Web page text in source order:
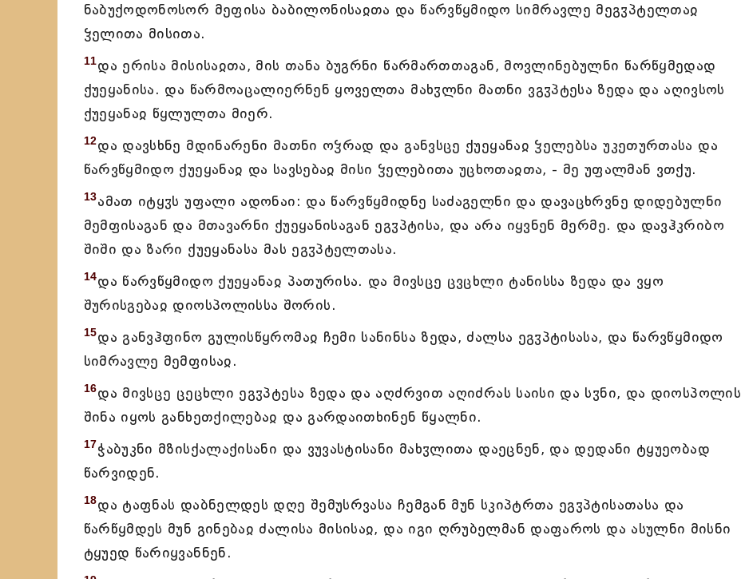
ნაბუქოდონოსორ მეფისა ბაბილონისაჲთა და წარვწყმიდო სიმრავლე მეგჳპტელთაჲ
ჴელითა მისითა.
11და ერისა მისისაჲთა, მის თანა ბუგრნი წარმართთაგან, მოვლინებულნი წარწყმედად
ქუეყანისა. და წარმოაცალიერნენ ყოველთა მახჳლნი მათნი ვგჳპტესა ზედა და აღივსოს
ქუეყანაჲ წყლულთა მიერ.
12და დავსხნე მდინარენი მათნი ოჴრად და განვსცე ქუეყანაჲ ჴელებსა უკეთურთასა და
წარვწყმიდო ქუეყანაჲ და სავსებაჲ მისი ჴელებითა უცხოთაჲთა, - მე უფალმან ვთქუ.
13ამათ იტყჳს უფალი ადონაი: და წარვწყმიდნე საძაგელნი და დავაცხრვნე დიდებულნი
მემფისაგან და მთავარნი ქუეყანისაგან ეგჳპტისა, და არა იყვნენ მერმე. და დავჰკრიბო
შიში და ზარი ქუეყანასა მას ეგჳპტელთასა.
14და წარვწყმიდო ქუეყანაჲ პათურისა. და მივსცე ცვცხლი ტანისსა ზედა და ვყო
შურისგებაჲ დიოსპოლისსა შორის.
15და განვჰფინო გულისწყრომაჲ ჩემი სანინსა ზედა, ძალსა ეგჳპტისასა, და წარვწყმიდო
სიმრავლე მემფისაჲ.
16და მივსცე ცეცხლი ეგჳპტესა ზედა და აღძრვით აღიძრას საისი და სჳნი, და დიოსპოლის
შინა იყოს განხეთქილებაჲ და გარდაითხინენ წყალნი.
17ჭაბუკნი მზისქალაქისანი და ვუვასტისანი მახჳლითა დაეცნენ, და დედანი ტყუეობად
წარვიდენ.
18და ტაფნას დაბნელდეს დღე შემუსრვასა ჩემგან მუნ სკიპტრთა ეგჳპტისათასა და
წარწყმდეს მუნ გინებაჲ ძალისა მისისაჲ, და იგი ღრუბელმან დაფაროს და ასულნი მისნი
ტყუედ წარიყვანნენ.